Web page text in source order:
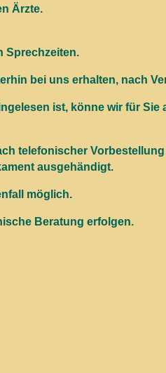
Ärzte.
Sprechzeiten.
bei uns erhalten, nach
ist, könne wir für Sie
telefonischer
ausgehändigt.
möglich.
Beratung erfolgen.